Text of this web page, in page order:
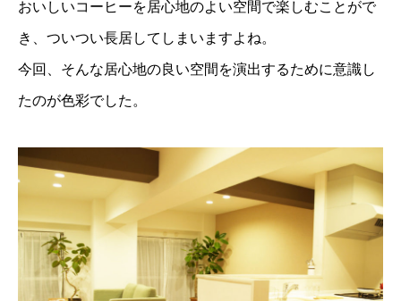
おいしいコーヒーを居心地のよい空間で楽しむことがで
き、ついつい長居してしまいますよね。
今回、そんな居心地の良い空間を演出するために意識し
たのが色彩でした。